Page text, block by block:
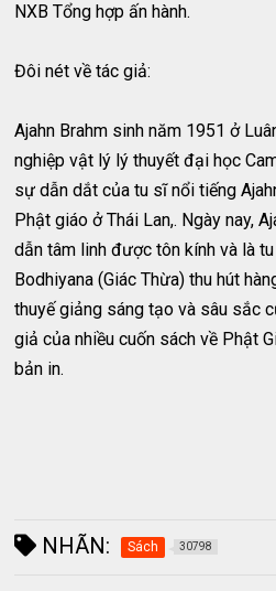
NXB Tổng hợp ấn hành.
Đôi nét về tác giả:
Ajahn Brahm sinh năm 1951 ở
nghiệp vật lý lý thuyết đại học
sự dẫn dắt của tu sĩ nổi tiếng
Phật giáo ở Thái Lan,. Ngày nay,
dẫn tâm linh được tôn kính và là
Bodhiyana (Giác Thừa) thu hút
thuyế giảng sáng tạo và sâu sắc
giả của nhiều cuốn sách về Phật
bản in.
NHÃN: Sách 30798